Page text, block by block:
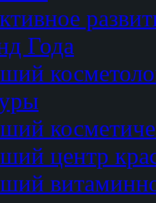
Года
центр